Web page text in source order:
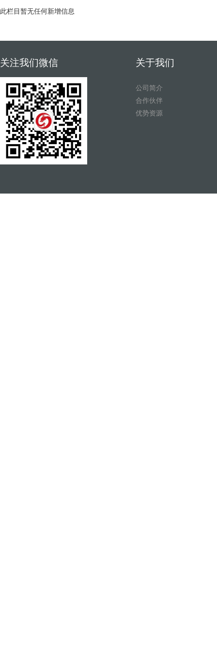
此栏目暂无任何新增信息
关注我们微信 关于我们
公司简介
合作伙伴
优势资源